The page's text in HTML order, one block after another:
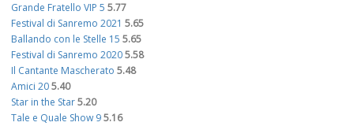
Grande Fratello VIP 5 5.77
Festival di Sanremo 2021 5.65
Ballando con le Stelle 15 5.65
Festival di Sanremo 20205.58
Il Cantante Mascherato 5.48
Amici 205.40
Star in the Star5.20
Tale e Quale Show 95.16